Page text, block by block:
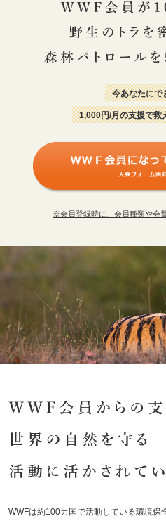
今あなたにで
1,000円/月の支援で救
※会員登録時に、会員種類や会
WWFは約100カ国で活動している環境保